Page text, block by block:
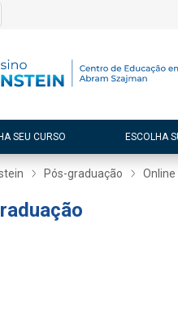
SEU CURSO ESCOLHA
Pós-graduação Online